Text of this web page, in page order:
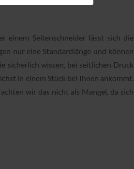
einem Seitenschneider lässt sich die
nur eine Standardlänge und können
sicherlich wissen, bei seitlichen Druck
in einem Stück bei Ihnen ankommt.
wir das nicht als Mangel, da sich